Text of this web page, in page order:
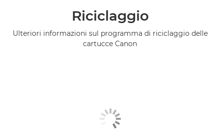
Riciclaggio
Ulteriori informazioni sul programma di riciclaggio delle
cartucce Canon